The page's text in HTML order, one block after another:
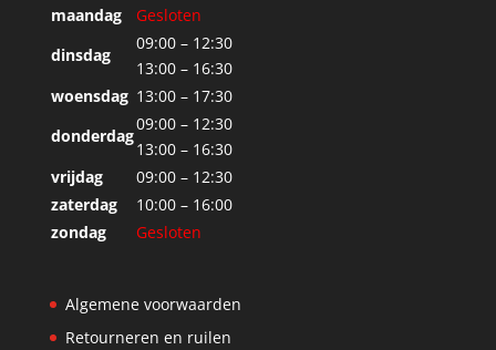
maandag
Gesloten
dinsdag
09:00 – 12:30
13:00 – 16:30
woensdag 13:00 – 17:30
donderdag
09:00 – 12:30
13:00 – 16:30
vrijdag
09:00 – 12:30
zaterdag
10:00 – 16:00
zondag
Gesloten
Algemene voorwaarden
Retourneren en ruilen